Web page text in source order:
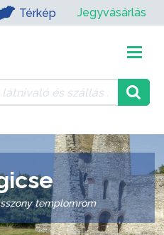
Térkép Jegyvásárlás
templomrom